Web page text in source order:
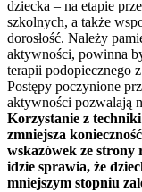
dziecka – na etapie
szkolnych, a także
dorosłość. Należy
aktywności, powinna
terapii podopiecznego
Postępy poczynione
aktywności pozwalają
Korzystanie z
zmniejsza
wskazówek ze strony
idzie sprawia, że
mniejszym stopniu